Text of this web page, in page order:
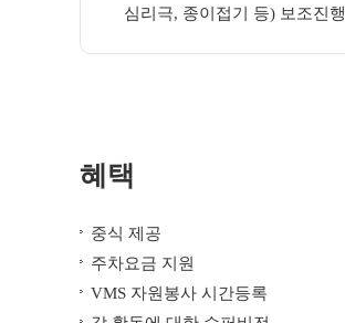
심리극, 종이접기 등) 보조진행
혜택
중식 제공
주차요금 지원
VMS 자원봉사 시간등록